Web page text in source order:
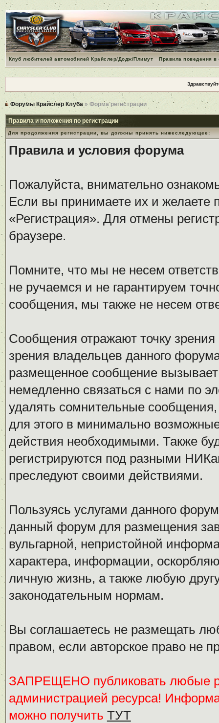
Клуб любителей автомобилей Крайслер/Додж/Плимут Правила поведения
Форумы Крайслер Клуба » Форма регистрации
Правила и положения по регистрации
Для продолжения регистрации, вы должны принять нижеследующее:
Правила и условия форума
Пожалуйста, внимательно
Если вы принимаете их и желаете
«Регистрация». Для отмены
браузере.
Помните, что мы не несем
не ручаемся и не гарантируем
сообщения, мы также не несем
Сообщения отражают точку
зрения владельцев данного
размещенное сообщение
немедленно связаться с нами по
удалять сомнительные
для этого в минимально
действия необходимыми. Также
регистрируются под разными
преследуют своими действиями.
Пользуясь услугами данного
данный форум для размещения
вульгарной, непристойной
характера, информации,
личную жизнь, а также любую
законодательным нормам.
Вы соглашаетесь не размещать
правом, если авторское право не
ЗАПРЕЩЕНО публиковать любые
администрацией ресурса!
можно получить ТУТ